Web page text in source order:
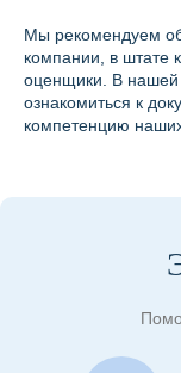
Мы рекомендуем
компании, в штате
оценщики. В нашей
ознакомиться к
компетенцию